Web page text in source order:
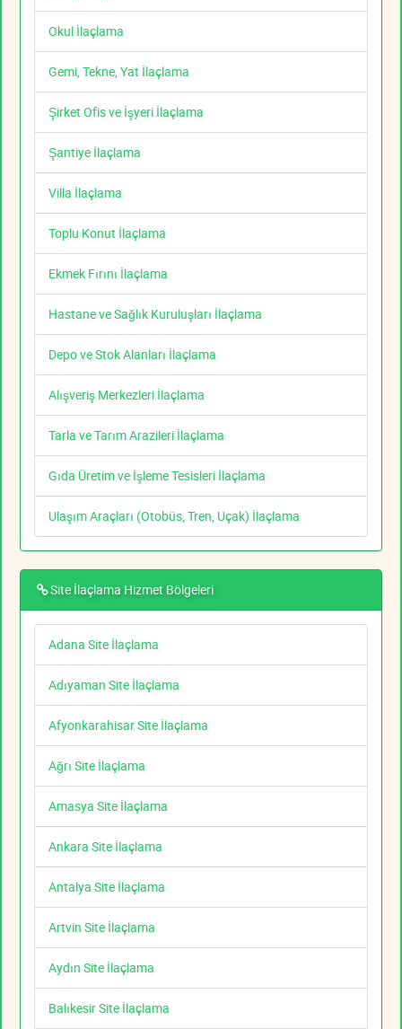
Okul İlaçlama
Gemi, Tekne, Yat İlaçlama
Şirket Ofis ve İşyeri İlaçlama
Şantiye İlaçlama
Villa İlaçlama
Toplu Konut İlaçlama
Ekmek Fırını İlaçlama
Hastane ve Sağlık Kuruluşları İlaçlama
Depo ve Stok Alanları İlaçlama
Alışveriş Merkezleri İlaçlama
Tarla ve Tarım Arazileri İlaçlama
Gıda Üretim ve İşleme Tesisleri İlaçlama
Ulaşım Araçları (Otobüs, Tren, Uçak) İlaçlama
Site İlaçlama Hizmet Bölgeleri
Adana Site İlaçlama
Adıyaman Site İlaçlama
Afyonkarahisar Site İlaçlama
Ağrı Site İlaçlama
Amasya Site İlaçlama
Ankara Site İlaçlama
Antalya Site İlaçlama
Artvin Site İlaçlama
Aydın Site İlaçlama
Balıkesir Site İlaçlama